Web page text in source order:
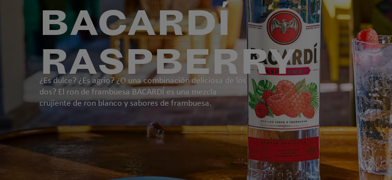
BACARDÍ
RASPBERRY
¿Es dulce? ¿Es agrio? ¿O una combinación deliciosa de los
dos? El ron de frambuesa BACARDÍ es una mezcla
crujiente de ron blanco y sabores de frambuesa.